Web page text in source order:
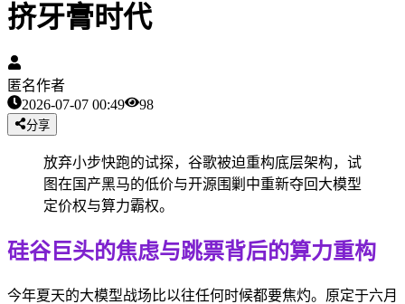
挤牙膏时代
匿名作者
2026-07-07 00:49
98
分享
放弃小步快跑的试探，谷歌被迫重构底层架构，试
图在国产黑马的低价与开源围剿中重新夺回大模型
定价权与算力霸权。
硅谷巨头的焦虑与跳票背后的算力重构
今年夏天的大模型战场比以往任何时候都要焦灼。原定于六月